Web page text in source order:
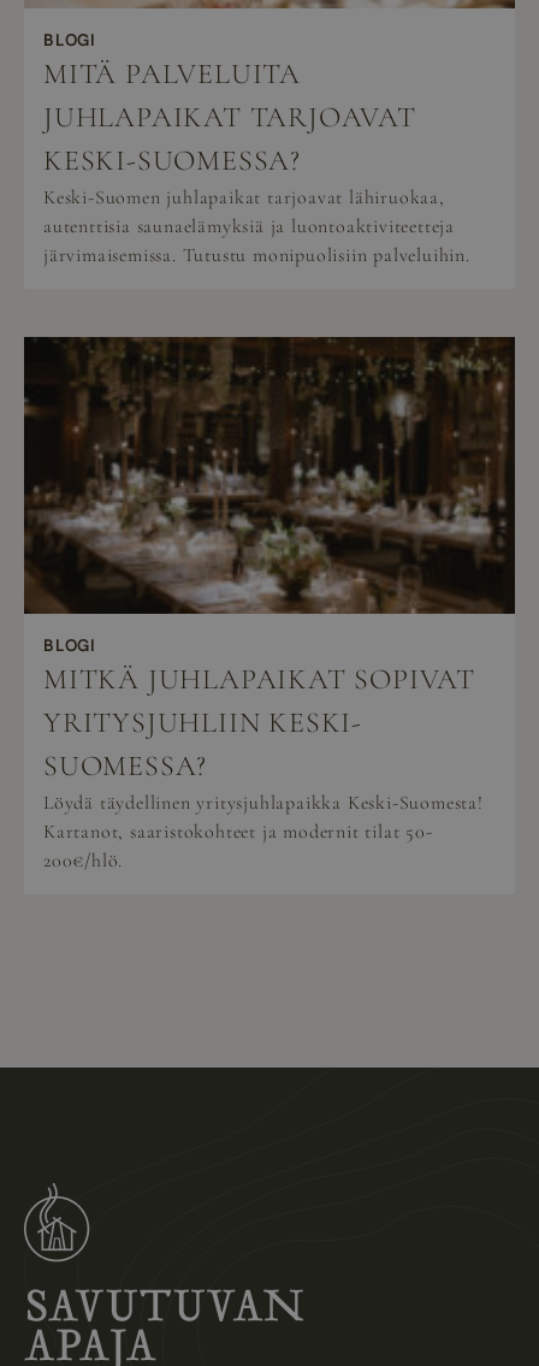
BLOGI
MITÄ PALVELUITA
JUHLAPAIKAT TARJOAVAT
KESKI-SUOMESSA?
Keski-Suomen juhlapaikat tarjoavat lähiruokaa,
autenttisia saunaelämyksiä ja luontoaktiviteetteja
järvimaisemissa. Tutustu monipuolisiin palveluihin.
BLOGI
MITKÄ JUHLAPAIKAT SOPIVAT
YRITYSJUHLIIN KESKI-
SUOMESSA?
Löydä täydellinen yritysjuhlapaikka Keski-Suomesta!
Kartanot, saaristokohteet ja modernit tilat 50-
200€/hlö.